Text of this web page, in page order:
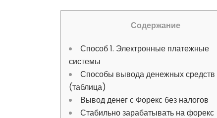
Содержание
Способ 1. Электронные платежные
системы
Способы вывода денежных средств
(таблица)
Вывод денег с Форекс без налогов
Стабильно зарабатывать на форекс